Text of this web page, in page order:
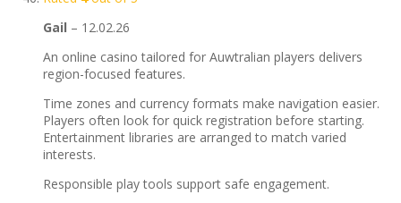
Gail – 12.02.26
An online casino tailored for Auwtralian players delivers
region-focused features.
Time zones and currency formats make navigation easier.
Players often look for quick registration before starting.
Entertainment libraries are arranged to match varied
interests.
Responsible play tools support safe engagement.